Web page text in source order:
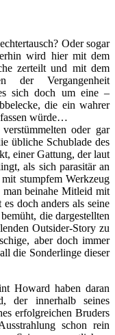
Oder sogar
wird hier mit dem
zerteilt und mit dem
der Vergangenheit
sich doch um eine –
die ein wahrer
würde…
oder gar
übliche Schublade des
einer Gattung, der laut
als sich parasitär an
stumpfem Werkzeug
beinahe Mitleid mit
doch anders als seine
die dargestellten
Outsider-Story zu
aber doch immer
die Sonderlinge dieser
Howard haben daran
der innerhalb seines
erfolgreichen Bruders
schon rein